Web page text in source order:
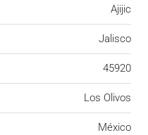
Ajijic
Jalisco
45920
Los Olivos
México